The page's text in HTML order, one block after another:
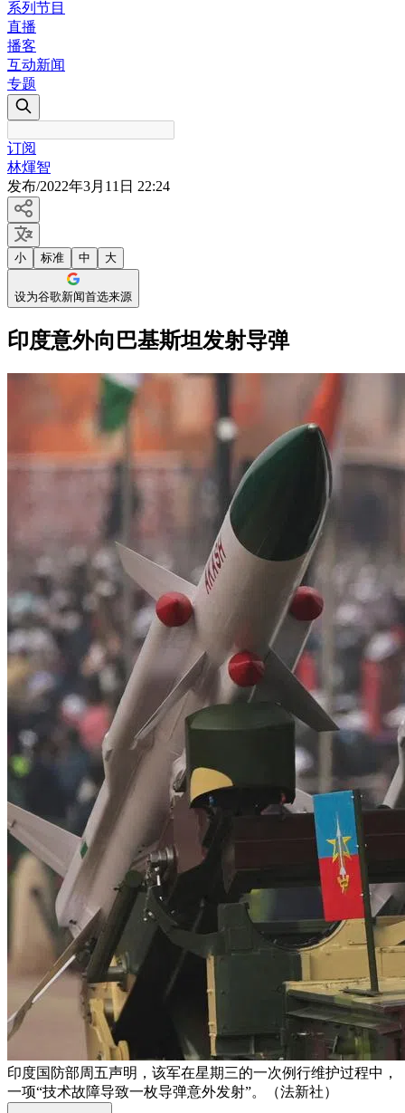
系列节目
直播
播客
互动新闻
专题
订阅
林煇智
发布/2022年3月11日 22:24
小 标准 中 大
设为谷歌新闻首选来源
印度意外向巴基斯坦发射导弹
印度国防部周五声明，该军在星期三的一次例行维护过程中，
一项“技术故障导致一枚导弹意外发射”。（法新社）